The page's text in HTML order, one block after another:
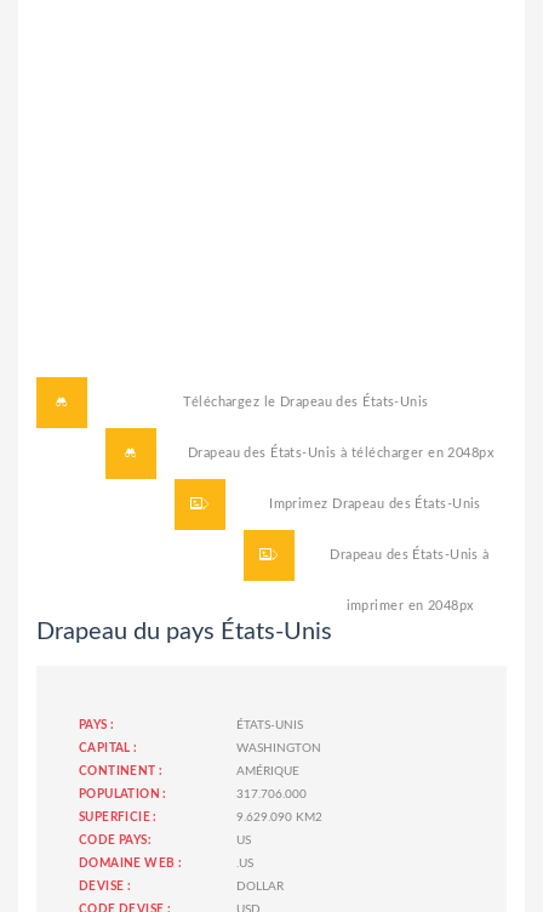
Téléchargez le Drapeau des États-Unis
Drapeau des États-Unis à télécharger en 2048px
Imprimez Drapeau des États-Unis
Drapeau des États-Unis à
imprimer en 2048px
Drapeau du pays États-Unis
PAYS :
ÉTATS-UNIS
CAPITAL :
WASHINGTON
CONTINENT :
AMÉRIQUE
POPULATION :
317.706.000
SUPERFICIE :
9.629.090 KM2
CODE PAYS:
US
DOMAINE WEB :
.US
DEVISE :
DOLLAR
CODE DEVISE :
USD